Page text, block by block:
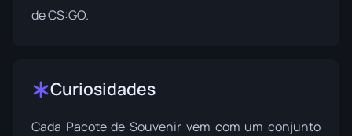
de CS:GO.
Curiosidades
Cada Pacote de Souvenir vem com um conjunto